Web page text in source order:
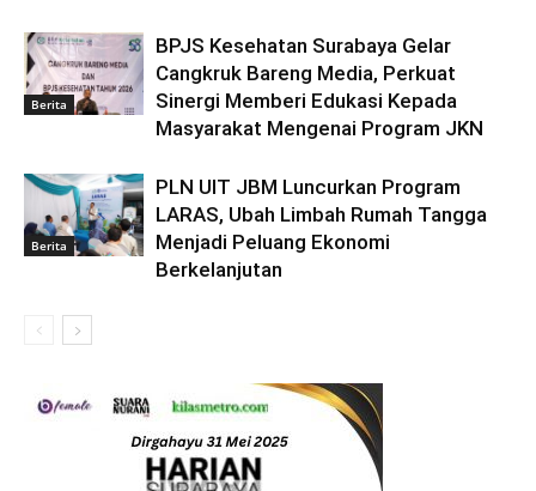
Berita
BPJS Kesehatan Surabaya Gelar
Cangkruk Bareng Media, Perkuat
Sinergi Memberi Edukasi Kepada
Masyarakat Mengenai Program JKN
Berita
PLN UIT JBM Luncurkan Program
LARAS, Ubah Limbah Rumah Tangga
Menjadi Peluang Ekonomi
Berkelanjutan